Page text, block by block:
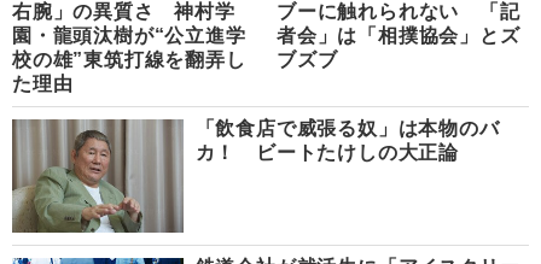
右腕」の異質さ 神村学
園・龍頭汰樹が“公立進学
校の雄”東筑打線を翻弄し
た理由
ブーに触れられない 「記
者会」は「相撲協会」とズ
ブズブ
「飲食店で威張る奴」は本物のバ
カ！ ビートたけしの大正論